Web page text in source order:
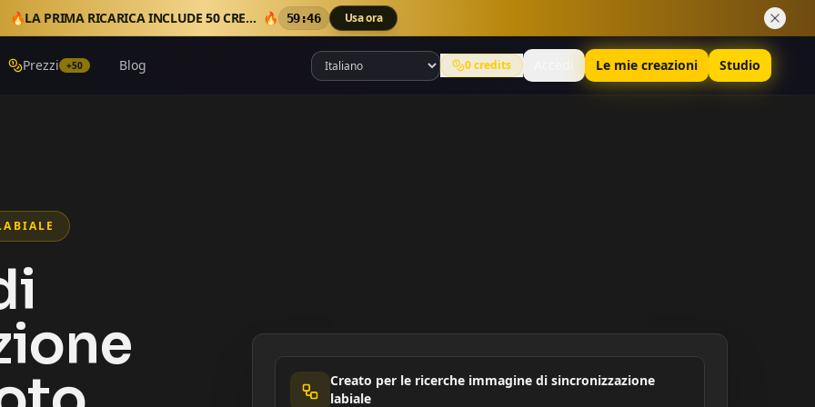
🔥 LA PRIMA RICARICA INCLUDE 50 CREDITI EXTRA 🔥 59:45 Usa ora
Prezzi +50 Blog 0credits Le mie creazioni Studio
Creato per le ricerche immagine di sincronizzazione
labiale